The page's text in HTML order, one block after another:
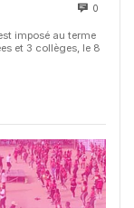
0
imposé au terme
et 3 collèges, le 8